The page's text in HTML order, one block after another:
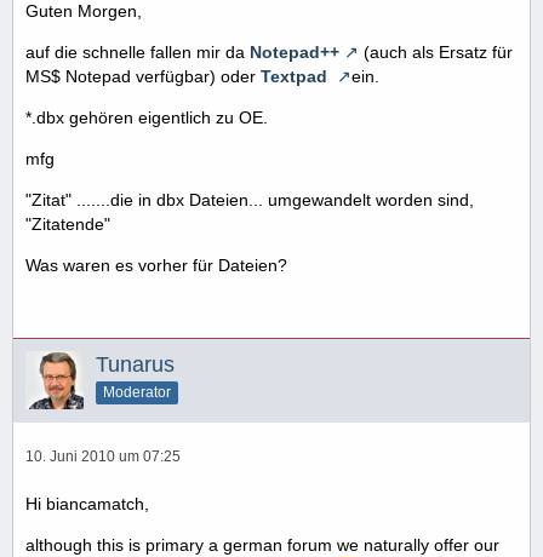
Guten Morgen,
auf die schnelle fallen mir da Notepad++
(auch als Ersatz für
MS$ Notepad verfügbar) oder Textpad ein.
*.dbx gehören eigentlich zu OE.
mfg
"Zitat" .......die in dbx Dateien... umgewandelt worden sind,
"Zitatende"
Was waren es vorher für Dateien?
Tunarus
Moderator
10. Juni 2010 um 07:25
Hi biancamatch,
although this is primary a german forum we naturally offer our